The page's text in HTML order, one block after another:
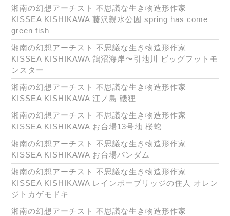
湘南の幻想アーチスト 不思議な生き物造形作家
KISSEA KISHIKAWA 藤沢親水公園 spring has come
green fish
湘南の幻想アーチスト 不思議な生き物造形作家
KISSEA KISHIKAWA 鵠沼海岸〜引地川 ビッグフットモ
ンスター
湘南の幻想アーチスト 不思議な生き物造形作家
KISSEA KISHIKAWA 江ノ島 磯狸
湘南の幻想アーチスト 不思議な生き物造形作家
KISSEA KISHIKAWA お台場13号地 桜蛇
湘南の幻想アーチスト 不思議な生き物造形作家
KISSEA KISHIKAWA お台場パンダム
湘南の幻想アーチスト 不思議な生き物造形作家
KISSEA KISHIKAWA レインボーブリッジの住人 オレン
ジトカゲモドキ
湘南の幻想アーチスト 不思議な生き物造形作家